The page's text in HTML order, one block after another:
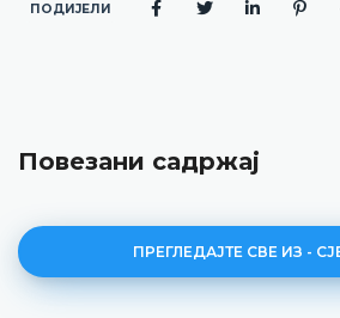
ПОДИЈЕЛИ
Повезани садржај
ПРЕГЛЕДАЈТЕ СВЕ ИЗ -